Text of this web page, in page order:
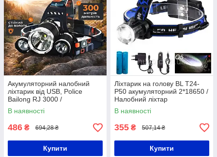
Акумуляторний налобний
ліхтарик від USB, Police
Bailong RJ 3000 /
Світлодіодний ліхтар
налобний / Ліхтарик на лоб
В наявності
486 ₴ 694,28 ₴
Купити
Ліхтарик на голову BL T24-
P50 акумуляторний 2*18650 /
Налобний ліхтар
В наявності
355 ₴ 507,14 ₴
Купити